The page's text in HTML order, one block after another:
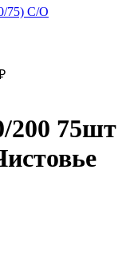
75) С/О
200 75шт